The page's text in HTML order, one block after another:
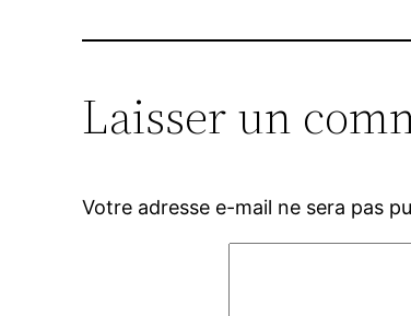
Laisser un
Votre adresse e-mail ne sera pas